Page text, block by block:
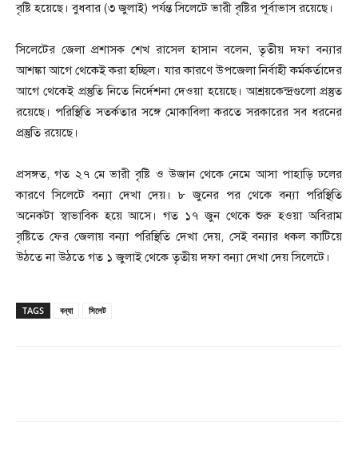
বৃষ্টি হয়েছে। বুধবার (৩ জুলাই) পর্যন্ত সিলেটে ভারী বৃষ্টির পূর্বাভাস রয়েছে।
সিলেটের জেলা প্রশাসক শেখ রাসেল হাসান বলেন, তৃতীয় দফা বন্যার
আশঙ্কা আগে থেকেই করা হচ্ছিল। যার কারণে উপজেলা নির্বাহী কর্মকর্তাদের
আগে থেকেই প্রস্তুতি নিতে নির্দেশনা দেওয়া হয়েছে। আশ্রয়কেন্দ্রগুলো প্রস্তুত
রয়েছে। পরিস্থিতি সতর্কতার সঙ্গে মোকাবিলা করতে সরকারের সব ধরনের
প্রস্তুতি রয়েছে।
প্রসঙ্গত, গত ২৭ মে ভারী বৃষ্টি ও উজান থেকে নেমে আসা পাহাড়ি ঢলের
কারণে সিলেটে বন্যা দেখা দেয়। ৮ জুনের পর থেকে বন্যা পরিস্থিতি
অনেকটা স্বাভাবিক হয়ে আসে। গত ১৭ জুন থেকে শুরু হওয়া অবিরাম
বৃষ্টিতে ফের জেলায় বন্যা পরিস্থিতি দেখা দেয়, সেই বন্যার ধকল কাটিয়ে
উঠতে না উঠতে গত ১ জুলাই থেকে তৃতীয় দফা বন্যা দেখা দেয় সিলেটে।
TAGS বন্যা সিলেট